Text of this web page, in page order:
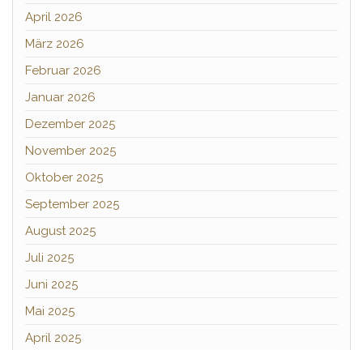
April 2026
März 2026
Februar 2026
Januar 2026
Dezember 2025
November 2025
Oktober 2025
September 2025
August 2025
Juli 2025
Juni 2025
Mai 2025
April 2025